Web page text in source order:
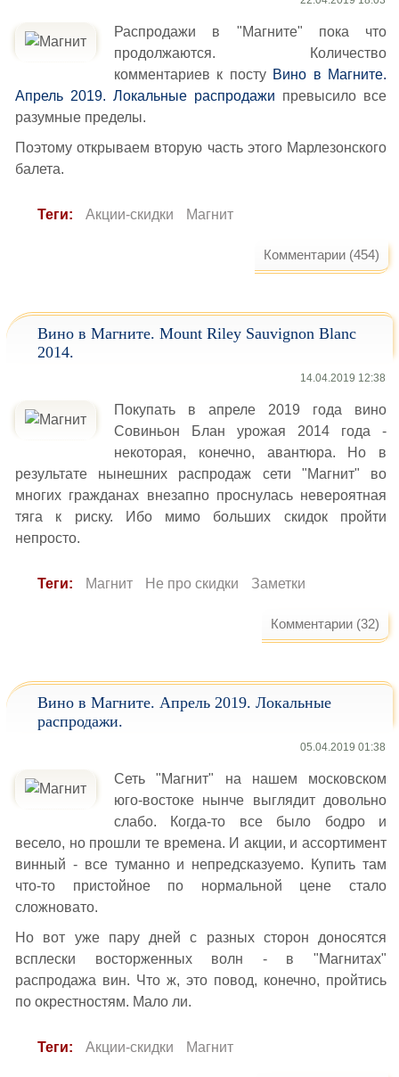
Распродажи в "Магните" пока что
продолжаются. Количество
комментариев к посту Вино в Магните.
Апрель 2019. Локальные распродажи превысило все
разумные пределы.
Поэтому открываем вторую часть этого Марлезонского
балета.
Теги: Акции-скидки Магнит
Комментарии (454)
Вино в Магните. Mount Riley Sauvignon Blanc
2014.
14.04.2019 12:38
Покупать в апреле 2019 года вино
Совиньон Блан урожая 2014 года -
некоторая, конечно, авантюра. Но в
результате нынешних распродаж сети "Магнит" во
многих гражданах внезапно проснулась невероятная
тяга к риску. Ибо мимо больших скидок пройти
непросто.
Теги: Магнит Не про скидки Заметки
Комментарии (32)
Вино в Магните. Апрель 2019. Локальные
распродажи.
05.04.2019 01:38
Сеть "Магнит" на нашем московском
юго-востоке нынче выглядит довольно
слабо. Когда-то все было бодро и
весело, но прошли те времена. И акции, и ассортимент
винный - все туманно и непредсказуемо. Купить там
что-то пристойное по нормальной цене стало
сложновато.
Но вот уже пару дней с разных сторон доносятся
всплески восторженных волн - в "Магнитах"
распродажа вин. Что ж, это повод, конечно, пройтись
по окрестностям. Мало ли.
Теги: Акции-скидки Магнит